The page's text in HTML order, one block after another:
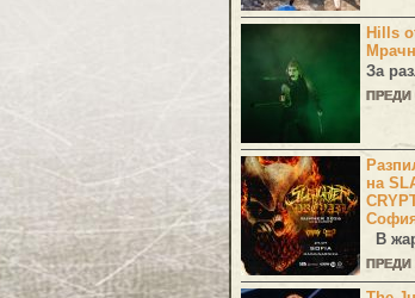
Hills
За
ПРЕДИ
на
В